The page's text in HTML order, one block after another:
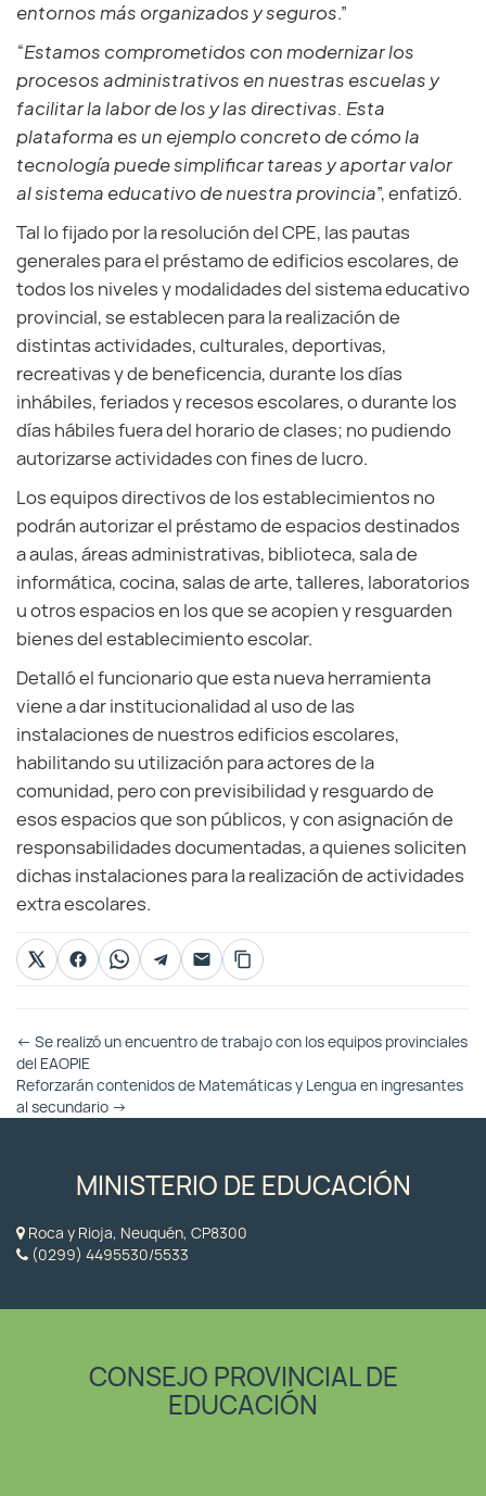
entornos más organizados y seguros.”
“Estamos comprometidos con modernizar los
procesos administrativos en nuestras escuelas y
facilitar la labor de los y las directivas. Esta
plataforma es un ejemplo concreto de cómo la
tecnología puede simplificar tareas y aportar valor
al sistema educativo de nuestra provincia”, enfatizó.
Tal lo fijado por la resolución del CPE, las pautas
generales para el préstamo de edificios escolares, de
todos los niveles y modalidades del sistema educativo
provincial, se establecen para la realización de
distintas actividades, culturales, deportivas,
recreativas y de beneficencia, durante los días
inhábiles, feriados y recesos escolares, o durante los
días hábiles fuera del horario de clases; no pudiendo
autorizarse actividades con fines de lucro.
Los equipos directivos de los establecimientos no
podrán autorizar el préstamo de espacios destinados
a aulas, áreas administrativas, biblioteca, sala de
informática, cocina, salas de arte, talleres, laboratorios
u otros espacios en los que se acopien y resguarden
bienes del establecimiento escolar.
Detalló el funcionario que esta nueva herramienta
viene a dar institucionalidad al uso de las
instalaciones de nuestros edificios escolares,
habilitando su utilización para actores de la
comunidad, pero con previsibilidad y resguardo de
esos espacios que son públicos, y con asignación de
responsabilidades documentadas, a quienes soliciten
dichas instalaciones para la realización de actividades
extra escolares.
Otras
Entradas
← Se realizó un encuentro de trabajo con los equipos provinciales
del EAOPIE
Reforzarán contenidos de Matemáticas y Lengua en ingresantes
al secundario →
MINISTERIO DE EDUCACIÓN
Roca y Rioja, Neuquén, CP8300
(0299) 4495530/5533
CONSEJO PROVINCIAL DE
EDUCACIÓN